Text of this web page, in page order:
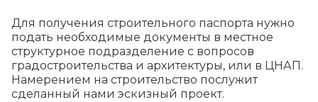
Для получения строительного паспорта нужно
подать необходимые документы в местное
структурное подразделение с вопросов
градостроительства и архитектуры, или в ЦНАП.
Намерением на строительство послужит
сделанный нами эскизный проект.